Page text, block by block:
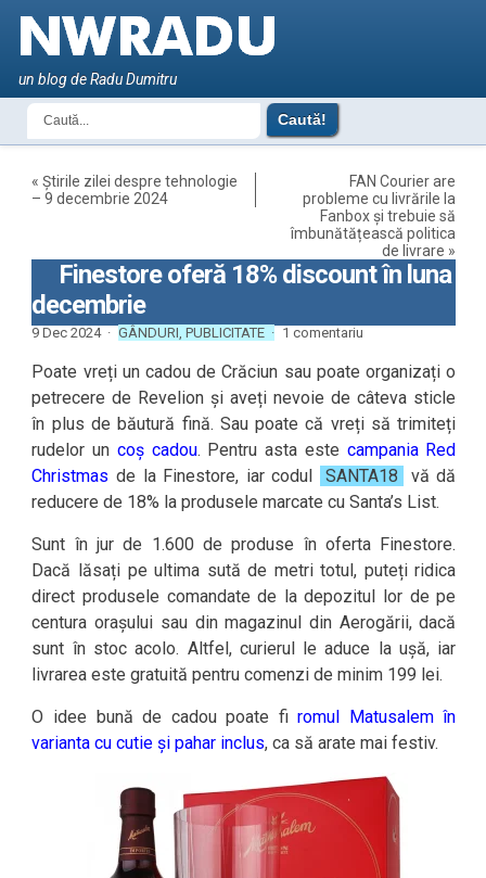
un blog de Radu Dumitru
«Știrile zilei despre tehnologie
– 9 decembrie 2024
FAN Courier are
probleme cu livrările la
Fanbox și trebuie să
îmbunătățească politica
de livrare »
Finestore oferă 18% discount în luna
decembrie
9 Dec 2024 · GÂNDURI,PUBLICITATE · 1 comentariu
Poate vreți un cadou de Crăciun sau poate organizați o
petrecere de Revelion și aveți nevoie de câteva sticle
în plus de băutură fină. Sau poate că vreți să trimiteți
rudelor un coș cadou. Pentru asta este campania Red
Christmas de la Finestore, iar codul SANTA18
vă dă
reducere de 18% la produsele marcate cu Santa’s List.
Sunt în jur de 1.600 de produse în oferta Finestore.
Dacă lăsați pe ultima sută de metri totul, puteți ridica
direct produsele comandate de la depozitul lor de pe
centura orașului sau din magazinul din Aerogării, dacă
sunt în stoc acolo. Altfel, curierul le aduce la ușă, iar
livrarea este gratuită pentru comenzi de minim 199 lei.
O idee bună de cadou poate firomul Matusalem în
varianta cu cutie și pahar inclus, ca să arate mai festiv.